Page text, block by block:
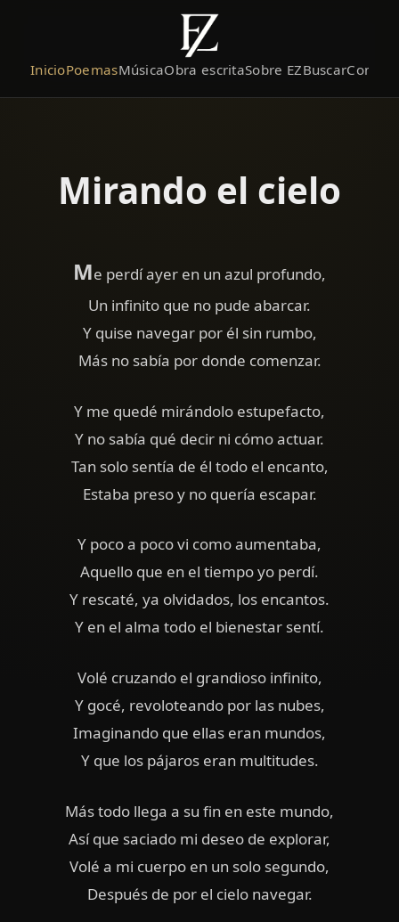
InicioPoemasMúsicaObra escritaSobre EZBuscar
Mirando el cielo
Me perdí ayer en un azul profundo,
Un infinito que no pude abarcar.
Y quise navegar por él sin rumbo,
Más no sabía por donde comenzar.
Y me quedé mirándolo estupefacto,
Y no sabía qué decir ni cómo actuar.
Tan solo sentía de él todo el encanto,
Estaba preso y no quería escapar.
Y poco a poco vi como aumentaba,
Aquello que en el tiempo yo perdí.
Y rescaté, ya olvidados, los encantos.
Y en el alma todo el bienestar sentí.
Volé cruzando el grandioso infinito,
Y gocé, revoloteando por las nubes,
Imaginando que ellas eran mundos,
Y que los pájaros eran multitudes.
Más todo llega a su fin en este mundo,
Así que saciado mi deseo de explorar,
Volé a mi cuerpo en un solo segundo,
Después de por el cielo navegar.